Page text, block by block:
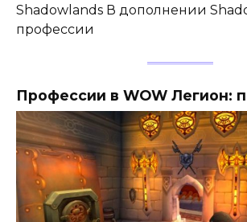
Shadowlands В дополнении
профессии
Профессии в WOW Легион: